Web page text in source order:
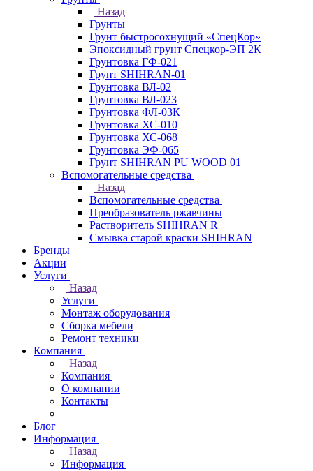
Назад
Грунты
Грунт быстросохнущий «СпецКор»
Эпоксидный грунт Спецкор-ЭП 2К
Грунтовка ГФ-021
Грунт SHIHRAN-01
Грунтовка ВЛ-02
Грунтовка ВЛ-023
Грунтовка ФЛ-03К
Грунтовка ХС-010
Грунтовка ХС-068
Грунтовка ЭФ-065
Грунт SHIHRAN PU WOOD 01
Вспомогательные средства
Назад
Вспомогательные средства
Преобразователь ржавчины
Растворитель SHIHRAN R
Смывка старой краски SHIHRAN
Бренды
Акции
Услуги
Назад
Услуги
Монтаж оборудования
Сборка мебели
Ремонт техники
Компания
Назад
Компания
О компании
Контакты
Блог
Информация
Назад
Информация